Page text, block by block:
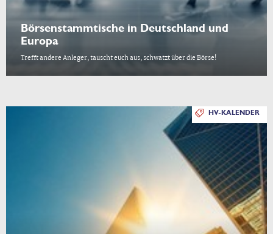
Börsenstammtische in Deutschland und
Europa
Trefft andere Anleger, tauscht euch aus, schwatzt über die Börse!
HV-KALENDER